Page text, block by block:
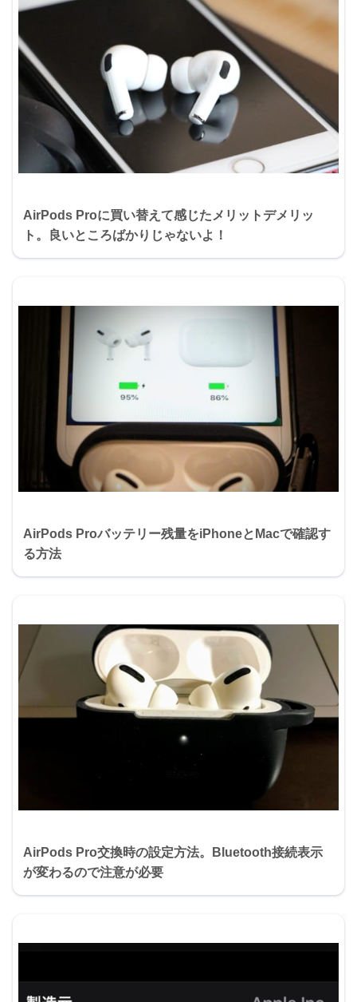
AirPods Proに買い替えて感じたメリットデメリッ
ト。良いところばかりじゃないよ！
AirPods Proバッテリー残量をiPhoneとMacで確認す
る方法
AirPods Pro交換時の設定方法。Bluetooth接続表示
が変わるので注意が必要